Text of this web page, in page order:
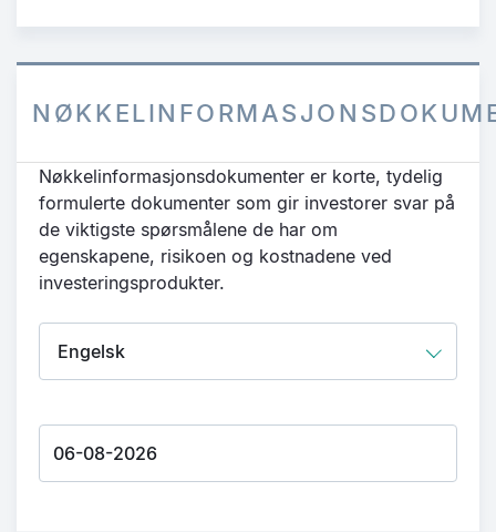
Nøkkelinformasjonsdokumenter er korte, tydelig
formulerte dokumenter som gir investorer svar på
de viktigste spørsmålene de har om
egenskapene, risikoen og kostnadene ved
investeringsprodukter.